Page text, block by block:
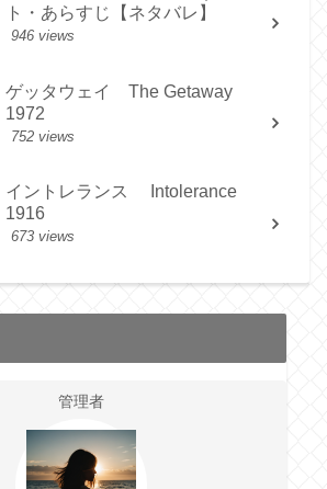
ト・あらすじ【ネタバレ】
946 views
ゲッタウェイ The Getaway
1972
752 views
イントレランス Intolerance
1916
673 views
管理者